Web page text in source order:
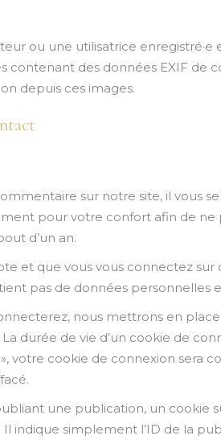
ou une utilisatrice
contenant des données EXIF de
depuis ces images.
sur notre site, il vous
pour votre confort afin de
d’un an.
et que vous vous connectez
pas de données
nous mettrons en
durée de vie d’un cookie de
votre cookie de connexion sera
une publication, un cookie
indique simplement l’ID de la